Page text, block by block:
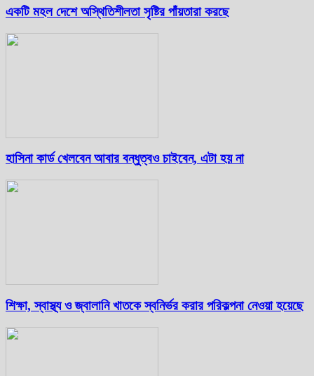
একটি মহল দেশে অস্থিতিশীলতা সৃষ্টির পাঁয়তারা করছে
হাসিনা কার্ড খেলবেন আবার বন্ধুত্বও চাইবেন, এটা হয় না
শিক্ষা, স্বাস্থ্য ও জ্বালানি খাতকে স্বনির্ভর করার পরিকল্পনা নেওয়া হয়েছে